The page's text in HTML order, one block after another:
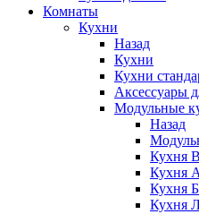
Комнаты
Кухни
Назад
Кухни
Кухни
Аксессуары
Модульные
Назад
Кухня
Кухня
Кухня
Кухня